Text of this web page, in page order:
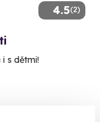
4.5(2)
i s dětmi!